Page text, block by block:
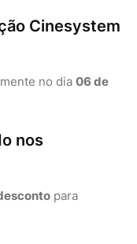
Cinesystem
no dia 06 de
nos
para